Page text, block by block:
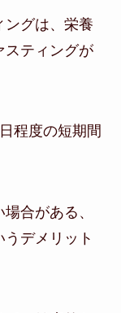
ングは、栄養
スティングが
程度の短期間
合がある、
デメリット